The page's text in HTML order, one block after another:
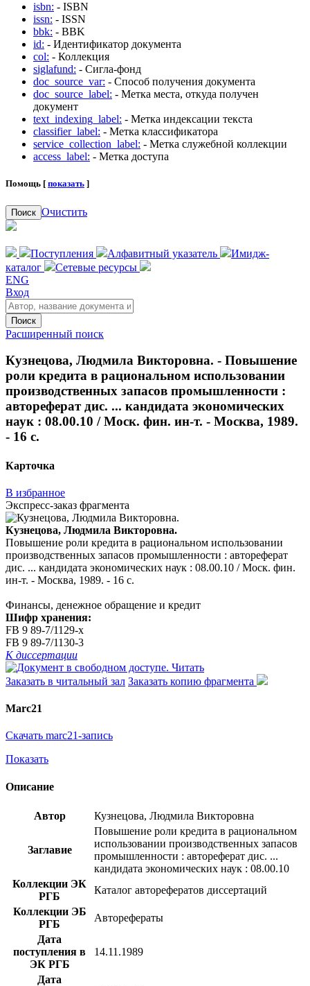
isbn: - ISBN
issn: - ISSN
bbk: - BBK
id: - Идентификатор документа
col: - Коллекция
siglafund: - Сигла-фонд
doc_source_var: - Способ получения документа
doc_source_label: - Метка места, откуда получен
документ
text_indexing_label: - Метка индексации текста
classifier_label: - Метка классификатора
service_collection_label: - Метка служебной коллекции
access_label: - Метка доступа
Помощь [ показать ]
Поиск Очистить
Поступления Алфавитный указатель
Имидж-
каталог
Сетевые ресурсы
ENG
Вход
Поиск
Расширенный поиск
Кузнецова, Людмила Викторовна. - Повышение
роли кредита в рациональном использовании
производственных запасов промышленности :
автореферат дис. ... кандидата экономических
наук : 08.00.10 / Моск. фин. ин-т. - Москва, 1989.
- 16 с.
Карточка
В избранное
Экспресс-заказ фрагмента
Кузнецова, Людмила Викторовна.
Повышение роли кредита в рациональном использовании
производственных запасов промышленности : автореферат
дис. ... кандидата экономических наук : 08.00.10 / Моск. фин.
ин-т. - Москва, 1989. - 16 с.
Финансы, денежное обращение и кредит
Шифр хранения:
FB 9 89-7/1129-x
FB 9 89-7/1130-3
К диссертации
Читать
Заказать в читальный зал Заказать копию фрагмента
Marc21
Скачать marc21-запись
Показать
Описание
Автор Кузнецова, Людмила Викторовна
Заглавие
Повышение роли кредита в рациональном
использовании производственных запасов
промышленности : автореферат дис. ...
кандидата экономических наук : 08.00.10
Коллекции ЭК
РГБ
Каталог авторефератов диссертаций
Коллекции ЭБ
РГБ
Авторефераты
Дата
поступления в
ЭК РГБ
14.11.1989
Дата